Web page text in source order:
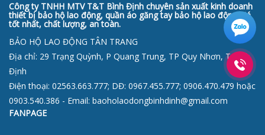
Công ty TNHH MTV T&T Bình Định chuyên sản xuất kinh doanh
thiết bị bảo hộ lao động, quần áo găng tay bảo hộ lao động giá
tốt nhất, chất lượng, an toàn.
BẢO HỘ LAO ĐỘNG TÂN TRANG
Địa chỉ: 29 Trạng Quỳnh, P Quang Trung, TP Quy Nhơn, T Bình
Định
Điện thoại: 02563.663.777; DĐ: 0967.455.777; 0906.470.479 hoặc
0903.540.386 - Email: baoholaodongbinhdinh@gmail.com
FANPAGE